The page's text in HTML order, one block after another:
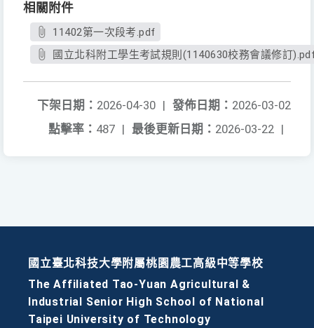
相關附件
11402第一次段考.pdf
國立北科附工學生考試規則(1140630校務會議修訂
發佈日期： 2026-03-02
下架日期： 2026-04-30 |
最後更新日期： 2026-03-22 |
點擊率： 487 |
國立臺北科技大學附屬桃園農工高級中等學校
The Affiliated Tao-Yuan Agricultural &
Industrial Senior High School of National
Taipei University of Technology